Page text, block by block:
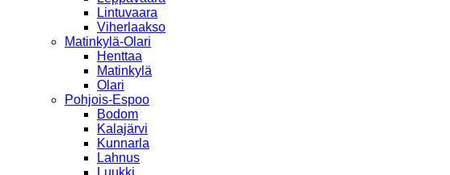
Lintuvaara
Viherlaakso
Matinkylä-Olari
Henttaa
Matinkylä
Olari
Pohjois-Espoo
Bodom
Kalajärvi
Kunnarla
Lahnus
Luukki